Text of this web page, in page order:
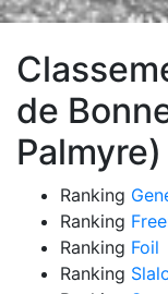
de
Palmyre)
Ranking
Ranking
Ranking Foil
Ranking